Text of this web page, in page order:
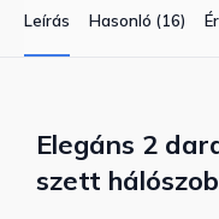
Leírás Hasonló (16)
Elegáns 2
szett